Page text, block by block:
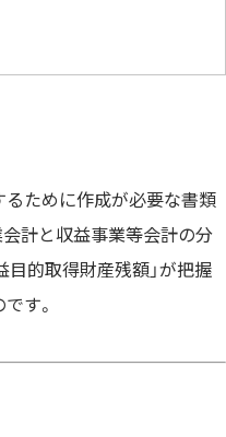
るために作成が必要な書類
会計と収益事業等会計の分
目的取得財産残額」が把握
す。